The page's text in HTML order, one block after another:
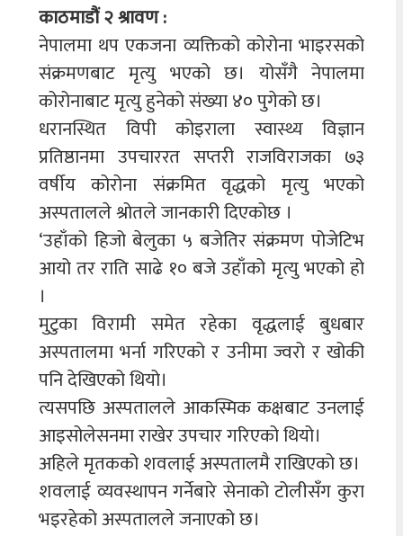
काठमाडौं २ श्रावण :
नेपालमा थप एकजना व्यक्तिको कोरोना भाइरसको
संक्रमणबाट मृत्यु भएको छ। योसँगै नेपालमा
कोरोनाबाट मृत्यु हुनेको संख्या ४० पुगेको छ।
धरानस्थित विपी कोइराला स्वास्थ्य विज्ञान
प्रतिष्ठानमा उपचाररत सप्तरी राजविराजका ७३
वर्षीय कोरोना संक्रमित वृद्धको मृत्यु भएको
अस्पतालले श्रोतले जानकारी दिएकोछ ।
‘उहाँको हिजो बेलुका ५ बजेतिर संक्रमण पोजेटिभ
आयो तर राति साढे १० बजे उहाँको मृत्यु भएको हो
।
मुटुका विरामी समेत रहेका वृद्धलाई बुधबार
अस्पतालमा भर्ना गरिएको र उनीमा ज्वरो र खोकी
पनि देखिएको थियो।
त्यसपछि अस्पतालले आकस्मिक कक्षबाट उनलाई
आइसोलेसनमा राखेर उपचार गरिएको थियो।
अहिले मृतकको शवलाई अस्पतालमै राखिएको छ।
शवलाई व्यवस्थापन गर्नेबारे सेनाको टोलीसँग कुरा
भइरहेको अस्पतालले जनाएको छ।